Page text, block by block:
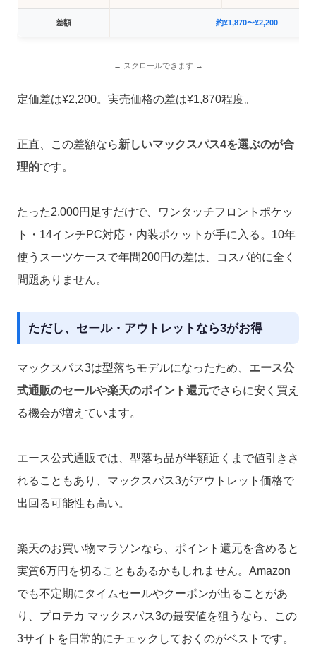
差額 約¥1,870〜¥2,200
定価差は¥2,200。実売価格の差は¥1,870程度。
正直、この差額なら新しいマックスパス4を選ぶのが合
理的です。
たった2,000円足すだけで、ワンタッチフロントポケッ
ト・14インチPC対応・内装ポケットが手に入る。10年
使うスーツケースで年間200円の差は、コスパ的に全く
問題ありません。
ただし、セール・アウトレットなら3がお得
マックスパス3は型落ちモデルになったため、 エース公
式通販のセールや楽天のポイント還元でさらに安く買え
る機会が増えています。
エース公式通販では、型落ち品が半額近くまで値引きさ
れることもあり、マックスパス3がアウトレット価格で
出回る可能性も高い。
楽天のお買い物マラソンなら、ポイント還元を含めると
実質6万円を切ることもあるかもしれません。Amazon
でも不定期にタイムセールやクーポンが出ることがあ
り、プロテカ マックスパス3の最安値を狙うなら、この
3サイトを日常的にチェックしておくのがベストです。